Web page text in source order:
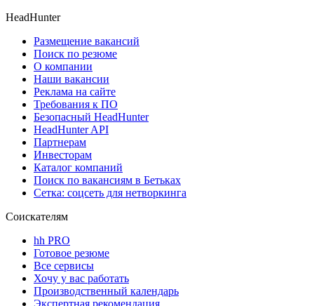
HeadHunter
Размещение вакансий
Поиск по резюме
О компании
Наши вакансии
Реклама на сайте
Требования к ПО
Безопасный HeadHunter
HeadHunter API
Партнерам
Инвесторам
Каталог компаний
Поиск по вакансиям в Бетьках
Сетка: соцсеть для нетворкинга
Соискателям
hh PRO
Готовое резюме
Все сервисы
Хочу у вас работать
Производственный календарь
Экспертная рекомендация